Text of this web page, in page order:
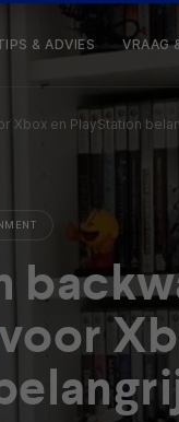
& ADVIES VRAAG
Xbox en PlayStation